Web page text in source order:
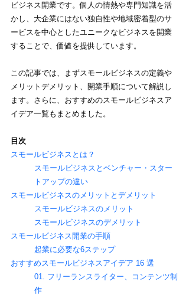
ビジネス開業です。個人の情熱や専門知識を活
かし、大企業にはない独自性や地域密着型のサ
ービスを中心としたユニークなビジネスを開業
することで、価値を提供しています。
この記事では、まずスモールビジネスの定義や
メリットデメリット、開業手順について解説し
ます。さらに、おすすめのスモールビジネスア
イデア一覧もまとめました。
目次
スモールビジネスとは？
スモールビジネスとベンチャー・スター
トアップの違い
スモールビジネスのメリットとデメリット
スモールビジネスのメリット
スモールビジネスのデメリット
スモールビジネス開業の手順
起業に必要な6ステップ
おすすめスモールビジネスアイデア 16 選
01. フリーランスライター、コンテンツ制
作